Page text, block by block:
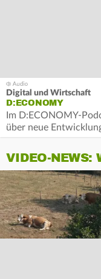
Digital und Wirtschaft
D:ECONOMY
Im D:ECONOMY-
über neue
VIDEO-NEWS: